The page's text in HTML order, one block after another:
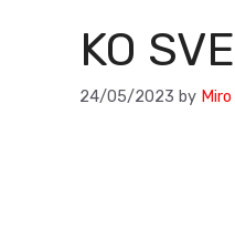
KO
24/05/2023 by